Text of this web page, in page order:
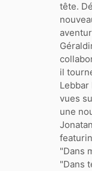
tête.
il
vues
une
"Dans
"Dans